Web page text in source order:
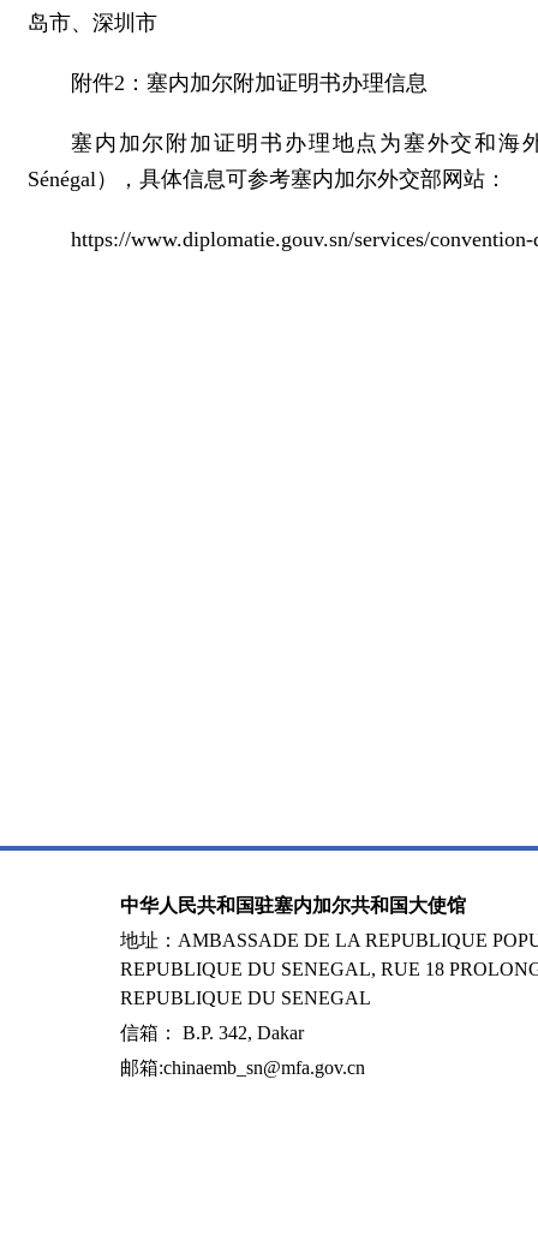
岛市、深圳市
附件2：塞内加尔附加证明书办理信息
塞内加尔附加证明书办理地点为塞外交和海外
Sénégal），具体信息可参考塞内加尔外交部网站：
https://www.diplomatie.gouv.sn/services/
中华人民共和国驻塞内加尔共和国大使馆
地址：AMBASSADE DE LA REPUBLIQUE
REPUBLIQUE DU SENEGAL, RUE 18
REPUBLIQUE DU SENEGAL
信箱： B.P. 342, Dakar
邮箱:chinaemb_sn@mfa.gov.cn